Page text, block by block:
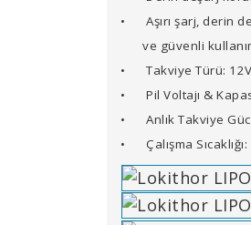
•
Aşırı şarj, derin
ve güvenli
•
Takviye Türü:
•
Pil Voltajı &
•
Anlık Takviye
•
Çalışma